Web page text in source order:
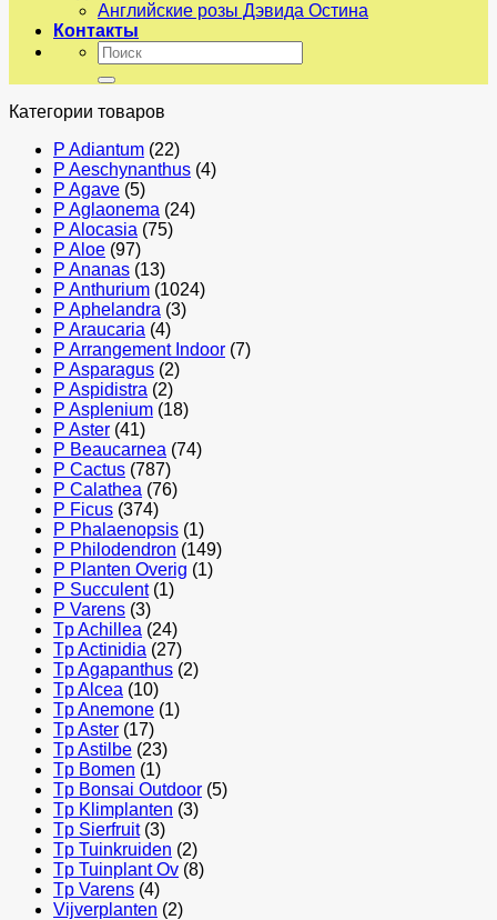
Английские розы Дэвида Остина
Контакты
Искать:
Категории товаров
P Adiantum (22)
P Aeschynanthus (4)
P Agave (5)
P Aglaonema (24)
P Alocasia (75)
P Aloe (97)
P Ananas (13)
P Anthurium (1024)
P Aphelandra (3)
P Araucaria (4)
P Arrangement Indoor (7)
P Asparagus (2)
P Aspidistra (2)
P Asplenium (18)
P Aster (41)
P Beaucarnea (74)
P Cactus (787)
P Calathea (76)
P Ficus (374)
P Phalaenopsis (1)
P Philodendron (149)
P Planten Overig (1)
P Succulent (1)
P Varens (3)
Tp Achillea (24)
Tp Actinidia (27)
Tp Agapanthus (2)
Tp Alcea (10)
Tp Anemone (1)
Tp Aster (17)
Tp Astilbe (23)
Tp Bomen (1)
Tp Bonsai Outdoor (5)
Tp Klimplanten (3)
Tp Sierfruit (3)
Tp Tuinkruiden (2)
Tp Tuinplant Ov (8)
Tp Varens (4)
Vijverplanten (2)